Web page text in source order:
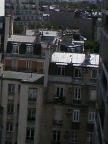
Calculer mon budget